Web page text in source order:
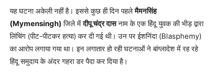
यह घटना अकेली नहीं है। इससे कुछ ही दिन पहलेमैमनसिंह
(Mymensingh) जिले मेंदीपू चंद्र दासनाम के एक हिंदू युवक की भीड़ द्वारा
लिंचिंग (पीट-पीटकर हत्या) कर दी गई थी। उन पर ईशनिंदा (Blasphemy)
का आरोप लगाया गया था। इन लगातार हो रही घटनाओं ने बांग्लादेश में रह रहे
हिंदू समुदाय के अंदर गहरा डर पैदा कर दिया है।